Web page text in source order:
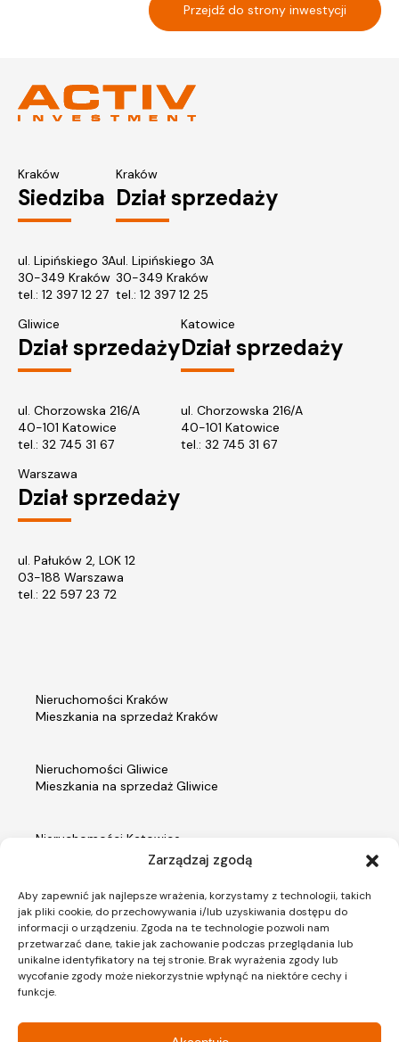
Zarządzaj zgodą
Aby zapewnić jak najlepsze wrażenia, korzystamy z technologii, takich
jak pliki cookie, do przechowywania i/lub uzyskiwania dostępu do
informacji o urządzeniu. Zgoda na te technologie pozwoli nam
przetwarzać dane, takie jak zachowanie podczas przeglądania lub
unikalne identyfikatory na tej stronie. Brak wyrażenia zgody lub
wycofanie zgody może niekorzystnie wpłynąć na niektóre cechy i
funkcje.
Przejdź do strony inwestycji
Kraków
Siedziba
ul. Lipińskiego 3A
30-349 Kraków
tel.: 12 397 12 27
Kraków
Dział sprzedaży
ul. Lipińskiego 3A
30-349 Kraków
tel.: 12 397 12 25
Gliwice
Dział sprzedaży
ul. Chorzowska 216/A
40-101 Katowice
tel.: 32 745 31 67
Katowice
Dział sprzedaży
ul. Chorzowska 216/A
40-101 Katowice
tel.: 32 745 31 67
Warszawa
Dział sprzedaży
ul. Pałuków 2, LOK 12
03-188 Warszawa
tel.: 22 597 23 72
Nieruchomości Kraków
Mieszkania na sprzedaż Kraków
Nieruchomości Gliwice
Mieszkania na sprzedaż Gliwice
Nieruchomości Katowice
Mieszkania na sprzedaż Katowice
Nieruchomości Warszawa
Mieszkania na sprzedaż Warszawa
Materiały prezentowane na stronie internetowej ACTIV Investment mają charakter poglądowy,
informacyjnego i standardu wykonania inwestycji oraz zawartych przez strony umów.